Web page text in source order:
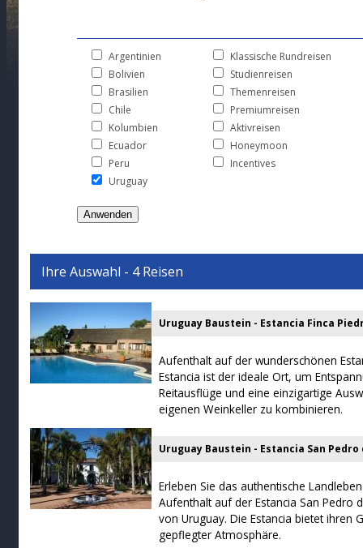
Argentinien
Bolivien
Brasilien
Chile
Kolumbien
Ecuador
Peru
Uruguay
Klassische Rundreisen
Studienreisen
Themenreisen
Premiumreisen
Aktivreisen
Honeymoon
Incentives
Ihre Auswahl - 4 Reisen
Uruguay Baustein - Estancia Finca
Aufenthalt auf der wunderschönen
Estancia ist der ideale Ort, um
Reitausflüge und eine einzigartige
eigenen Weinkeller zu kombinieren.
Uruguay Baustein - Estancia San
Erleben Sie das authentische
Aufenthalt auf der Estancia San Pedro
von Uruguay. Die Estancia bietet ihren
gepflegter Atmosphäre.